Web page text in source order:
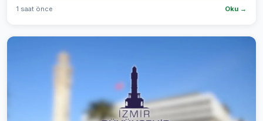
1 saat önce Oku →